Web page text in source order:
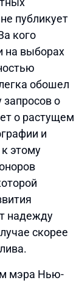
публикует
кого
на выборах
обошел
о
о растущем
и
этому
надежду
скорее
мэра Нью-